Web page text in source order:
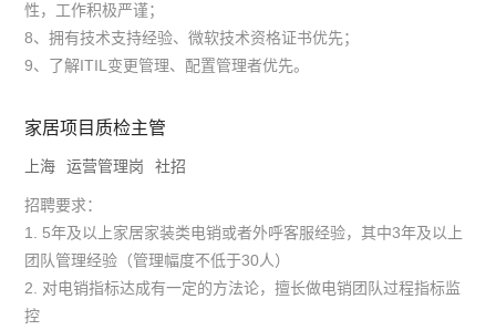
性，工作积极严谨；
8、拥有技术支持经验、微软技术资格证书优先；
9、了解ITIL变更管理、配置管理者优先。
家居项目质检主管
上海 运营管理岗 社招
招聘要求：
1. 5年及以上家居家装类电销或者外呼客服经验，其中3年及以上
团队管理经验（管理幅度不低于30人）
2. 对电销指标达成有一定的方法论，擅长做电销团队过程指标监
控